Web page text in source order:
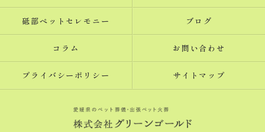
砥部ペットセレモニー ブログ
コラム お問い合わせ
プライバシーポリシー サイトマップ